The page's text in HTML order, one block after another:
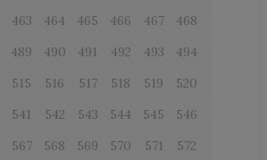
463 464 465 466 467
468
489 490 491 492 493
494
515 516 517 518 519
520
541 542 543 544 545
546
567 568 569 570 571
572